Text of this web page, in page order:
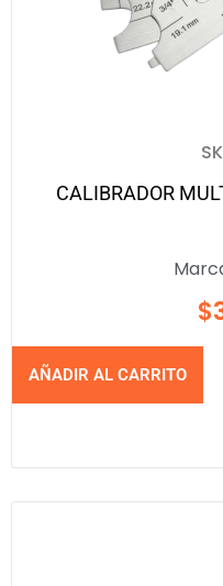
CALIBRADOR
$
AÑADIR AL CARRITO